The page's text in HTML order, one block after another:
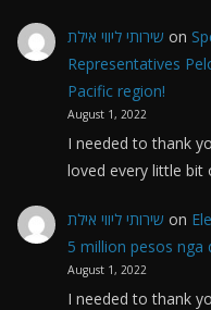
שירותי ליווי אילת on
Representatives
Pacific region!
August 1, 2022
I needed to thank
loved every little
שירותי ליווי אילת on
5 million pesos nga
August 1, 2022
I needed to thank